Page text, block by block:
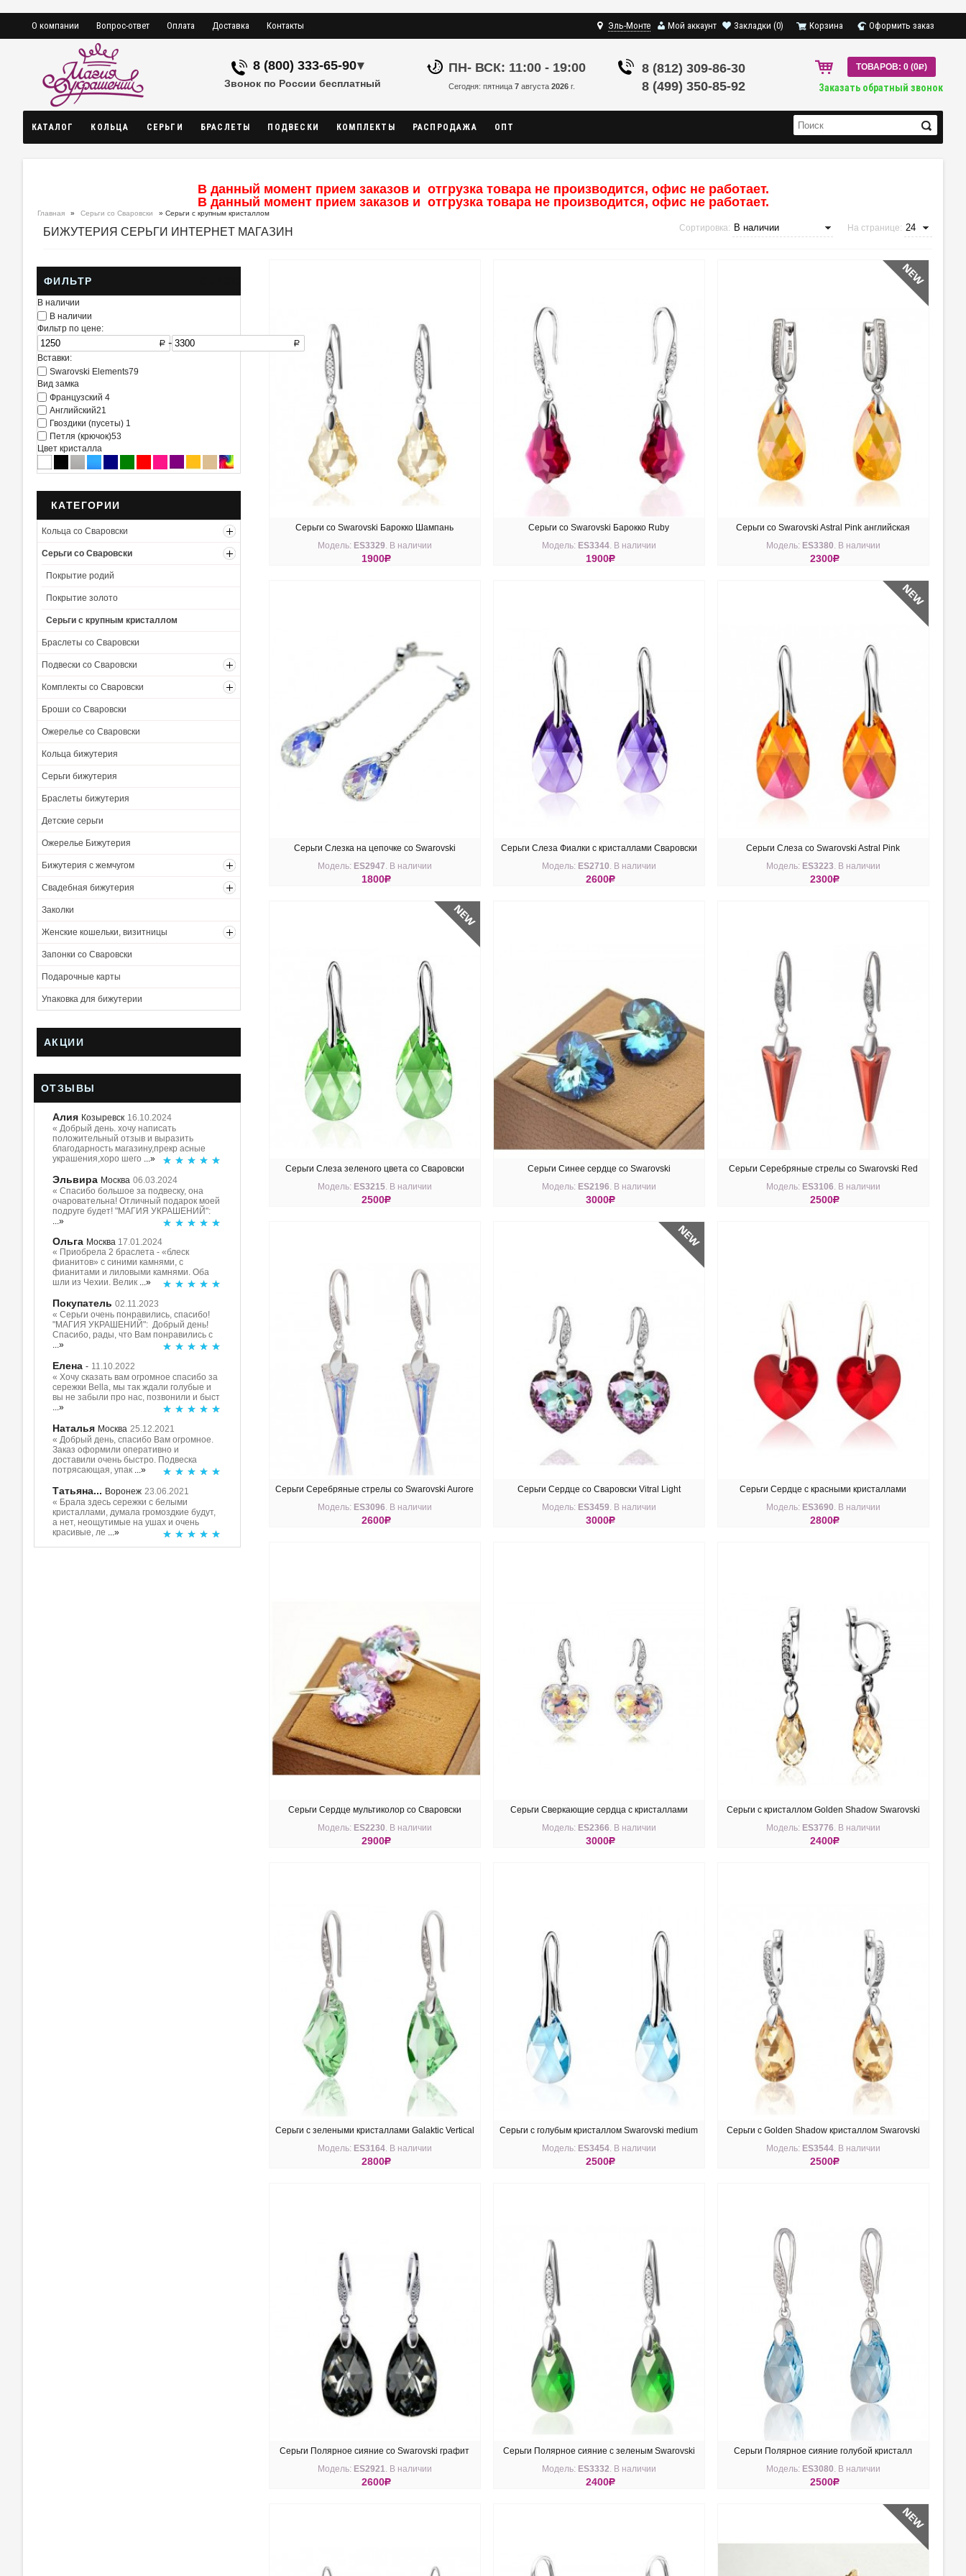
О компании Вопрос-ответ Оплата Доставка Контакты Мой аккаунт Закладки (0) Корзина Оформить заказ
Эль-Монте
8 (800) 333-65-90▾
Звонок по России бесплатный
ПН- ВСК: 11:00 - 19:00
Сегодня: пятница 7 августа 2026 г.
8 (812) 309-86-30
8 (499) 350-85-92
ТОВАРОВ: 0 (0R)
Заказать обратный звонок
КАТАЛОГ КОЛЬЦА СЕРЬГИ БРАСЛЕТЫ ПОДВЕСКИ КОМПЛЕКТЫ РАСПРОДАЖА ОПТ
В данный момент прием заказов и отгрузка товара не производится, офис не работает.
В данный момент прием заказов и отгрузка товара не производится, офис не работает.
Главная » Серьги со Сваровски » Серьги с крупным кристаллом
БИЖУТЕРИЯ СЕРЬГИ ИНТЕРНЕТ МАГАЗИН На странице:
Сортировка:
ФИЛЬТР
В наличии
В наличии
Фильтр по цене:
R -
R
Вставки:
Swarovski Elements79
Вид замка
Французский 4
Английский21
Гвоздики (пусеты) 1
Петля (крючок)53
Цвет кристалла
КАТЕГОРИИ
Кольца со Сваровски
Серьги со Сваровски
Покрытие родий
Покрытие золото
Серьги с крупным кристаллом
Браслеты со Сваровски
Подвески со Сваровски
Комплекты со Сваровски
Броши со Сваровски
Ожерелье со Сваровски
Кольца бижутерия
Серьги бижутерия
Браслеты бижутерия
Детские серьги
Ожерелье Бижутерия
Бижутерия с жемчугом
Свадебная бижутерия
Заколки
Женские кошельки, визитницы
Запонки со Сваровски
Подарочные карты
Упаковка для бижутерии
АКЦИИ
ОТЗЫВЫ
Алия Козыревск 16.10.2024
« Добрый день. хочу написать
положительный отзыв и выразить
благодарность магазину,прекр асные
украшения,хоро шего ...»
Эльвира Москва 06.03.2024
« Спасибо большое за подвеску, она
очаровательна! Отличный подарок моей
подруге будет! "МАГИЯ УКРАШЕНИЙ":
...»
Ольга Москва 17.01.2024
« Приобрела 2 браслета - «блеск
фианитов» с синими камнями, с
фианитами и лиловыми камнями. Оба
шли из Чехии. Велик ...»
Покупатель 02.11.2023
« Серьги очень понравились, спасибо!
"МАГИЯ УКРАШЕНИЙ": Добрый день!
Спасибо, рады, что Вам понравились с
...»
Елена - 11.10.2022
« Хочу сказать вам огромное спасибо за
сережки Bella, мы так ждали голубые и
вы не забыли про нас, позвонили и быст
...»
Наталья Москва 25.12.2021
« Добрый день, спасибо Вам огромное.
Заказ оформили оперативно и
доставили очень быстро. Подвеска
потрясающая, упак ...»
Татьяна... Воронеж 23.06.2021
« Брала здесь сережки с белыми
кристаллами, думала громоздкие будут,
а нет, неощутимые на ушах и очень
красивые, ле ...»
Серьги со Swarovski Барокко Шампань
Модель: ES3329. В наличии
1900R
Серьги со Swarovski Барокко Ruby
Модель: ES3344. В наличии
1900R
Серьги со Swarovski Astral Pink английская
застежка
Модель: ES3380. В наличии
2300R
Серьги Слезка на цепочке со Swarovski
Модель: ES2947. В наличии
1800R
Серьги Слеза Фиалки с кристаллами Сваровски
Модель: ES2710. В наличии
2600R
Серьги Слеза со Swarovski Astral Pink
Модель: ES3223. В наличии
2300R
Серьги Слеза зеленого цвета со Сваровски
Peridot
Модель: ES3215. В наличии
2500R
Серьги Синее сердце со Swarovski
Модель: ES2196. В наличии
3000R
Серьги Серебряные стрелы со Swarovski Red
Magna
Модель: ES3106. В наличии
2500R
Серьги Серебряные стрелы со Swarovski Aurore
Boreale
Модель: ES3096. В наличии
2600R
Серьги Сердце со Сваровски Vitral Light
Модель: ES3459. В наличии
3000R
Серьги Сердце с красными кристаллами
Swarovski
Модель: ES3690. В наличии
2800R
Серьги Сердце мультиколор со Сваровски
Модель: ES2230. В наличии
2900R
Серьги Сверкающие сердца с кристаллами
Swarovski
Модель: ES2366. В наличии
3000R
Серьги с кристаллом Golden Shadow Swarovski
английская застежка
Модель: ES3776. В наличии
2400R
Серьги с зелеными кристаллами Galaktic Vertical
Swarovski
Модель: ES3164. В наличии
2800R
Серьги с голубым кристаллом Swarovski medium
Модель: ES3454. В наличии
2500R
Серьги с Golden Shadow кристаллом Swarovski
ангийская застежка
Модель: ES3544. В наличии
2500R
Серьги Полярное сияние со Swarovski графит
Модель: ES2921. В наличии
2600R
Серьги Полярное сияние с зеленым Swarovski
medium Dark Moss
Модель: ES3332. В наличии
2400R
Серьги Полярное сияние голубой кристалл
Swarovski medium
Модель: ES3080. В наличии
2500R